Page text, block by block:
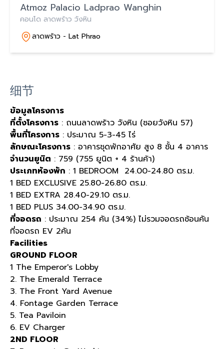
Atmoz Palacio Ladprao Wanghin
คอนโด ลาดพร้าว วังหิน
ลาดพร้าว - Lat Phrao
细节
ข้อมูลโครงการ
ที่ตั้งโครงการ : ถนนลาดพร้าว วังหิน (ซอยวังหิน 57)
พื้นที่โครงการ : ประมาณ 5-3-45 ไร่
ลักษณะโครงการ : อาคารชุดพักอาศัย สูง 8 ชั้น 4 อาคาร
จำนวนยูนิต : 759 (755 ยูนิต + 4 ร้านค้า)
ประเภทห้องพัก : 1 BEDROOM 24.00-24.80 ตร.ม.
1 BED EXCLUSIVE 25.80-26.80 ตร.ม.
1 BED EXTRA 28.40-29.10 ตร.ม.
1 BED PLUS 34.00-34.90 ตร.ม.
ที่จอดรถ : ประมาณ 254 คัน (34%) ไม่รวมจอดรถซ้อนคัน
ที่จอดรถ EV 2คัน
Facilities
GROUND FLOOR
1 The Emperor's Lobby
2. The Emerald Terrace
3. The Front Yard Avenue
4. Fontage Garden Terrace
5. Tea Paviloin
6. EV Charger
2ND FLOOR